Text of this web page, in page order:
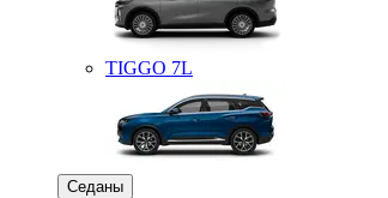
TIGGO 7L
Седаны